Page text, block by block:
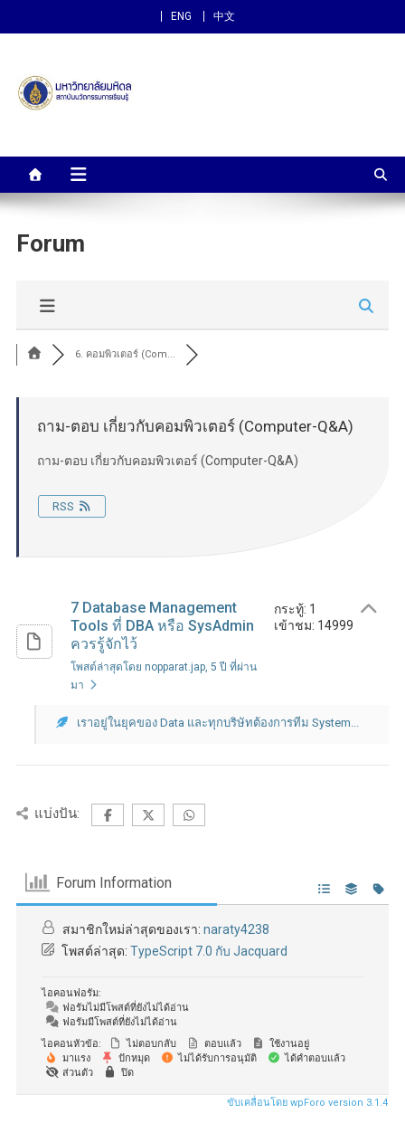
ENG 中文
สถาบันนวัตกรรมการเรียนรู้
Forum
6. คอมพิวเตอร์ (Com...
ถาม-ตอบ เกี่ยวกับคอมพิวเตอร์ (Computer-Q&A)
ถาม-ตอบ เกี่ยวกับคอมพิวเตอร์ (Computer-Q&A)
RSS
7 Database Management
Tools ที่ DBA หรือ SysAdmin
ควรรู้จักไว้
โพสต์ล่าสุดโดย nopparat.jap, 5 ปี ที่ผ่าน
มา
กระทู้: 1
เข้าชม: 14999
เราอยู่ในยุคของ Data และทุกบริษัทต้องการทีม System...
แบ่งปัน:
Forum Information
สมาชิกใหม่ล่าสุดของเรา: naraty4238
โพสต์ล่าสุด: TypeScript 7.0 กับ Jacquard
ไอคอนฟอรัม:
ฟอรัมไม่มีโพสต์ที่ยังไม่ได้อ่าน
ฟอรัมมีโพสต์ที่ยังไม่ได้อ่าน
ไอคอนหัวข้อ:
ไม่ตอบกลับ ตอบแล้ว
ใช้งานอยู่
มาแรง
ปักหมุด ไม่ได้รับการอนุมัติ
ได้คำตอบแล้ว
ส่วนตัว
ปิด
ขับเคลื่อนโดย wpForo version 3.1.4